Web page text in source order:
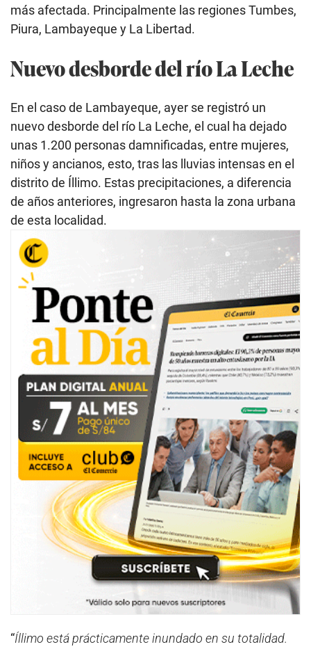
más afectada. Principalmente las regiones Tumbes,
Piura, Lambayeque y La Libertad.
Nuevo desborde del río La Leche
En el caso de Lambayeque, ayer se registró un
nuevo desborde del río La Leche, el cual ha dejado
unas 1.200 personas damnificadas, entre mujeres,
niños y ancianos, esto, tras las lluvias intensas en el
distrito de Íllimo. Estas precipitaciones, a diferencia
de años anteriores, ingresaron hasta la zona urbana
de esta localidad.
“Íllimo está prácticamente inundado en su totalidad.